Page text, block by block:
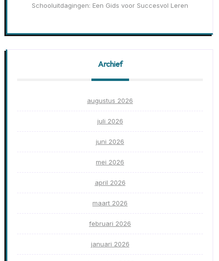
Schooluitdagingen: Een Gids voor Succesvol Leren
Archief
augustus 2026
juli 2026
juni 2026
mei 2026
april 2026
maart 2026
februari 2026
januari 2026